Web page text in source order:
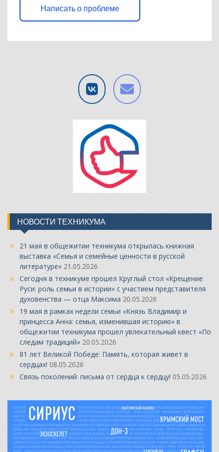
Написать о проблеме
НОВОСТИ ТЕХНИКУМА
21 мая в общежитии техникума открылась книжная
выставка «Семья и семейные ценности в русской
литературе» 21.05.2026
Сегодня в техникуме прошел Круглый стол «Крещение
Руси: роль семьи в истории» с участием представителя
духовенства — отца Максима 20.05.2026
19 мая в рамках недели семьи «Князь Владимир и
принцесса Анна: семья, изменившая историю» в
общежитии техникума прошел увлекательный квест «По
следам традиций» 20.05.2026
81 лет Великой Победе: Память, которая живет в
сердцах! 08.05.2026
Связь поколений: письма от сердца к сердцу! 05.05.2026